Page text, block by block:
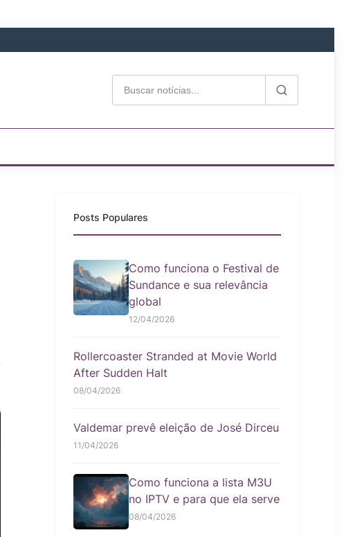
Posts Populares
Como funciona o Festival de
Sundance e sua relevância
global
12/04/2026
Rollercoaster Stranded at Movie World
After Sudden Halt
08/04/2026
Valdemar prevê eleição de José Dirceu
11/04/2026
Como funciona a lista M3U
no IPTV e para que ela serve
08/04/2026